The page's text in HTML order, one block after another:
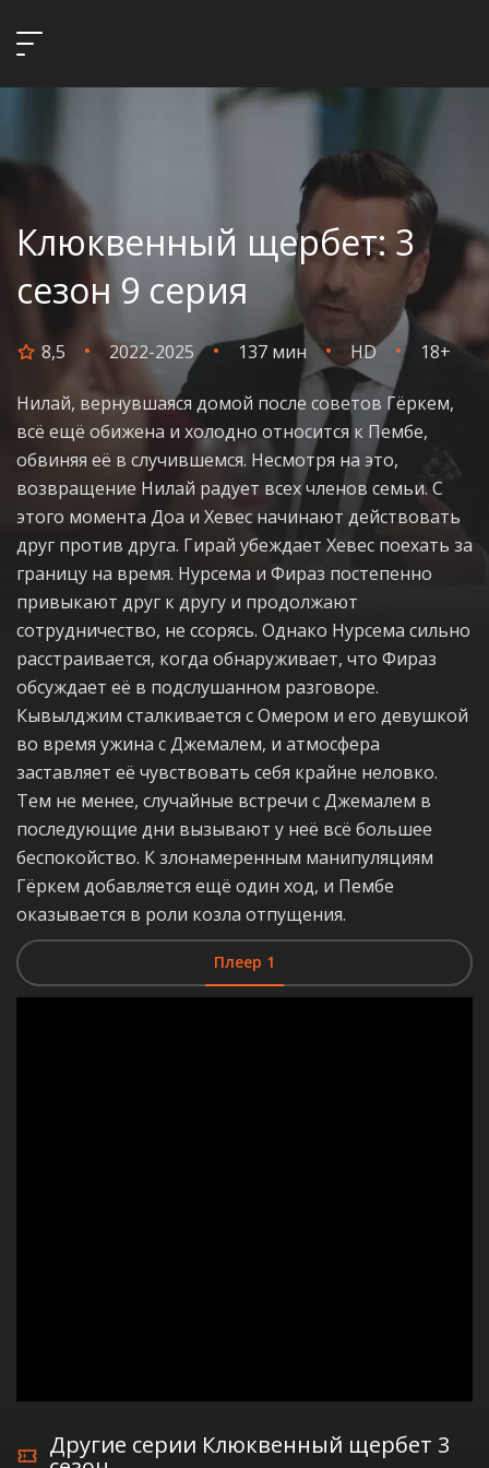
Клюквенный щербет: 3
сезон 9 серия
8,5 2022-2025 137 мин HD 18+
Нилай, вернувшаяся домой после советов Гёркем,
всё ещё обижена и холодно относится к Пембе,
обвиняя её в случившемся. Несмотря на это,
возвращение Нилай радует всех членов семьи. С
этого момента Доа и Хевес начинают действовать
друг против друга. Гирай убеждает Хевес поехать за
границу на время. Нурсема и Фираз постепенно
привыкают друг к другу и продолжают
сотрудничество, не ссорясь. Однако Нурсема сильно
расстраивается, когда обнаруживает, что Фираз
обсуждает её в подслушанном разговоре.
Кывылджим сталкивается с Омером и его девушкой
во время ужина с Джемалем, и атмосфера
заставляет её чувствовать себя крайне неловко.
Тем не менее, случайные встречи с Джемалем в
последующие дни вызывают у неё всё большее
беспокойство. К злонамеренным манипуляциям
Гёркем добавляется ещё один ход, и Пембе
оказывается в роли козла отпущения.
Плеер 1
Другие серии Клюквенный щербет 3